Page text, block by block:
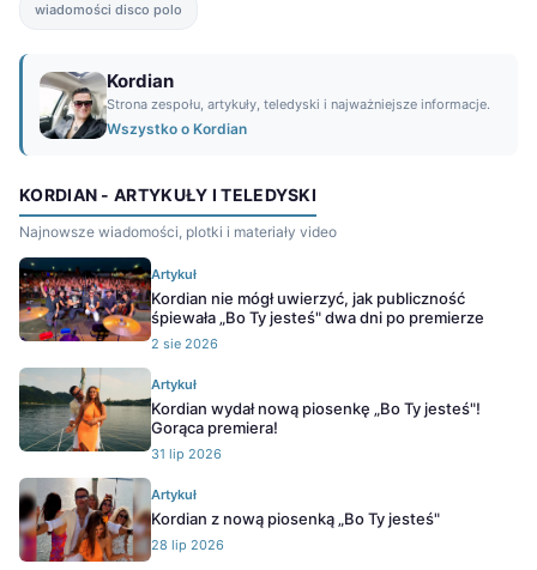
wiadomości disco polo
Kordian
Strona zespołu, artykuły, teledyski i najważniejsze informacje.
Wszystko o Kordian
KORDIAN - ARTYKUŁY I TELEDYSKI
Najnowsze wiadomości, plotki i materiały video
Artykuł
Kordian nie mógł uwierzyć, jak publiczność
śpiewała „Bo Ty jesteś" dwa dni po premierze
2 sie 2026
Artykuł
Kordian wydał nową piosenkę „Bo Ty jesteś"!
Gorąca premiera!
31 lip 2026
Artykuł
Kordian z nową piosenką „Bo Ty jesteś"
28 lip 2026